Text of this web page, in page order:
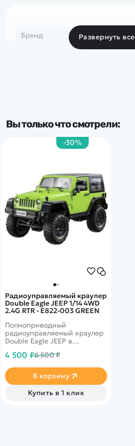
Бренд
Развернуть все
Вы только что смотрели:
-30%
Радиоуправляемый краулер
Double Eagle JEEP 1/14 4WD
2.4G RTR - E822-003 GREEN
Полноприводный
радиоуправляемый краулер
Double Eagle JEEP в
эффекты.
4 500 ₽6 500 ₽
В корзину
Купить в 1 клик